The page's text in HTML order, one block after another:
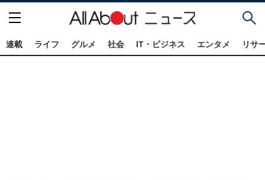
連載 ライフ グルメ 社会 IT・ビジネス エンタメ リサ